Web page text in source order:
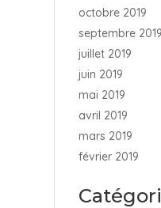
octobre 2019
septembre 2019
juillet 2019
juin 2019
mai 2019
avril 2019
mars 2019
février 2019